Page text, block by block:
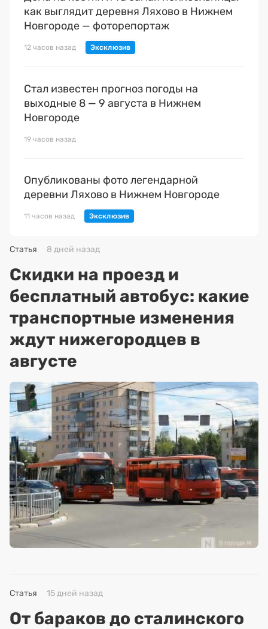
как выглядит деревня Ляхово в Нижнем
Новгороде — фоторепортаж
12 часов назад
Стал известен прогноз погоды на
выходные 8 — 9 августа в Нижнем
Новгороде
19 часов назад
Опубликованы фото легендарной
деревни Ляхово в Нижнем Новгороде
11 часов назад
Статья 8 дней назад
Скидки на проезд и
бесплатный автобус: какие
транспортные изменения
ждут нижегородцев в
августе
Статья 15 дней назад
От бараков до сталинского